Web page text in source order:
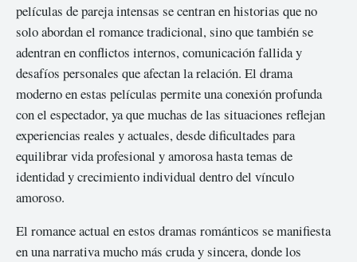
películas de pareja intensas se centran en historias que no
solo abordan el romance tradicional, sino que también se
adentran en conflictos internos, comunicación fallida y
desafíos personales que afectan la relación. El drama
moderno en estas películas permite una conexión profunda
con el espectador, ya que muchas de las situaciones reflejan
experiencias reales y actuales, desde dificultades para
equilibrar vida profesional y amorosa hasta temas de
identidad y crecimiento individual dentro del vínculo
amoroso.
El romance actual en estos dramas románticos se manifiesta
en una narrativa mucho más cruda y sincera, donde los